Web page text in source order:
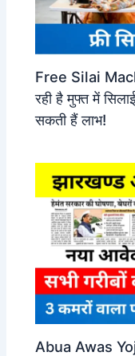
Free Silai
रही है मुफ्त में
सकती हैं लाभ!
Abua Awas